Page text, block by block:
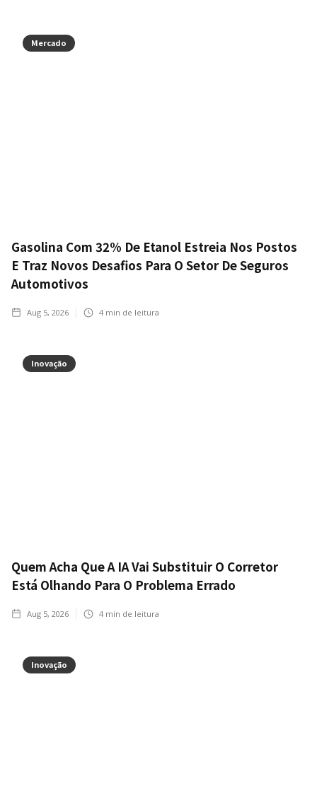
Mercado
Gasolina Com 32% De Etanol Estreia Nos Postos
E Traz Novos Desafios Para O Setor De Seguros
Automotivos
Aug 5, 2026 4 min de leitura
Inovação
Quem Acha Que A IA Vai Substituir O Corretor
Está Olhando Para O Problema Errado
Aug 5, 2026 4 min de leitura
Inovação